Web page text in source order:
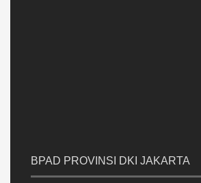
BPAD PROVINSI DKI JAKARTA